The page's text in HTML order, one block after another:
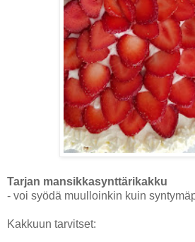
Tarjan mansikkasynttärikakku
- voi syödä muulloinkin kuin
Kakkuun tarvitset: